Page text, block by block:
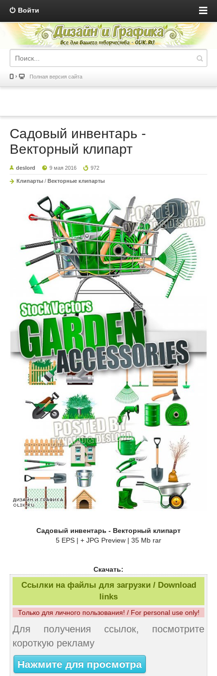
Войти
Полная версия сайта
Садовый инвентарь -
Векторный клипарт
deslord 9 мая 2016 972
Клипарты / Векторные клипарты
Садовый инвентарь - Векторный клипарт
5 EPS | + JPG Preview | 35 Mb rar
Скачать:
Ссылки на файлы для загрузки / Download
links
Только для личного пользования! / For personal use only!
Для получения ссылок, посмотрите
короткую рекламу
Нажмите для просмотра